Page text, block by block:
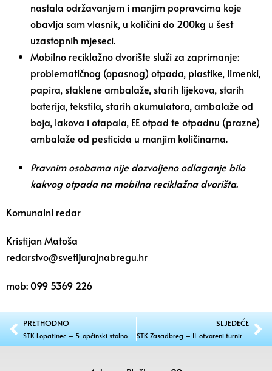
nastala održavanjem i manjim popravcima koje
obavlja sam vlasnik, u količini do 200kg u šest
uzastopnih mjeseci.
Mobilno reciklažno dvorište služi za zaprimanje:
problematičnog (opasnog) otpada, plastike, limenki,
papira, staklene ambalaže, starih lijekova, starih
baterija, tekstila, starih akumulatora, ambalaže od
boja, lakova i otapala, EE otpad te otpadnu (prazne)
ambalaže od pesticida u manjim količinama.
Pravnim osobama nije dozvoljeno odlaganje bilo
kakvog otpada na mobilna reciklažna dvorišta.
Komunalni redar
Kristijan Matoša
redarstvo@svetijurajnabregu.hr
mob: 099 5369 226
PRETHODNO
STK Lopatinec – 5. općinski stolnoteniski turnir
SLJEDEĆE
STK Zasadbreg – II. otvoreni turnir za osobe s invaliditetom